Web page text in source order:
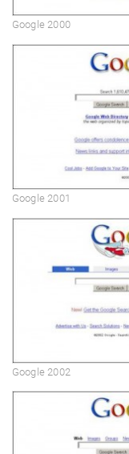
Google 2000
Google 2001
Google 2002